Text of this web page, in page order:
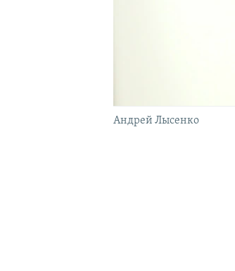
Андрей Лысенко